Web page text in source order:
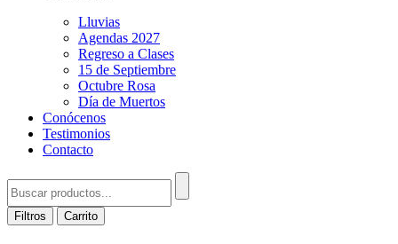
Lluvias
Agendas 2027
Regreso a Clases
15 de Septiembre
Octubre Rosa
Día de Muertos
Conócenos
Testimonios
Contacto
Filtros Carrito